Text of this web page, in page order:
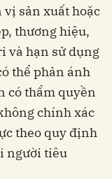
sản xuất hoặc
thương hiệu,
và hạn sử dụng
thể phản ánh
có thẩm quyền
chính xác
theo quy định
người tiêu